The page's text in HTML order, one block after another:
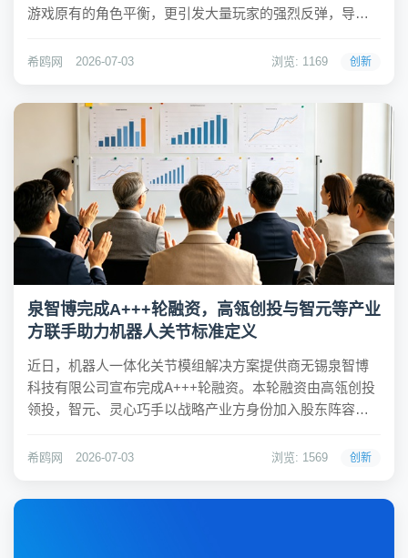
游戏原有的角色平衡，更引发大量玩家的强烈反弹，导致
纸，一夜之间成为众矢之的，其精心构建的情感帝国正面
希鸥网 2026-07-03 浏览: 1169 创新
泉智博完成A+++轮融资，高瓴创投与智元等产业
方联手助力机器人关节标准定义
近日，机器人一体化关节模组解决方案提供商无锡泉智博
科技有限公司宣布完成A+++轮融资。本轮融资由高瓴创投
领投，智元、灵心巧手以战略产业方身份加入股东阵容。
方加国有资本”三重驱动格局，标志着其在机器人关节领域
希鸥网 2026-07-03 浏览: 1569 创新